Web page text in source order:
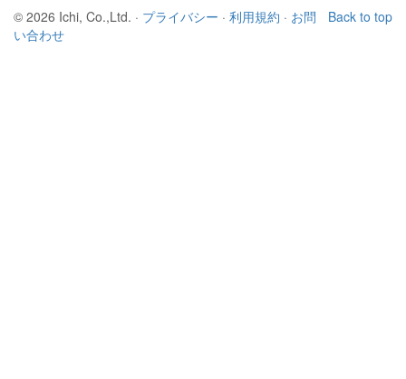
Back to top
© 2026 Ichi, Co.,Ltd. · プライバシー · 利用規約 · お問
い合わせ